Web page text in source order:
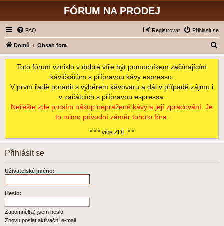
FÓRUM NA PRODEJ
FAQ Přihlásit se
Registrovat
Domů Obsah fora
l
Toto fórum vzniklo v dobré víře být pomocníkem začínajícím
kávičkářům s přípravou kávy espresso.
V první řadě poradit s výběrem kávovaru a dál v případě zájmu i
v začátcích s přípravou espressa.
Neřešte zde prosím nákup nepražené kávy a její zpracování. Je
to mimo původní záměr tohoto fóra.
* * * více ZDE * *
Přihlásit se
Uživatelské jméno:
Heslo:
Zapomněl(a) jsem heslo
Znovu poslat aktivační e-mail